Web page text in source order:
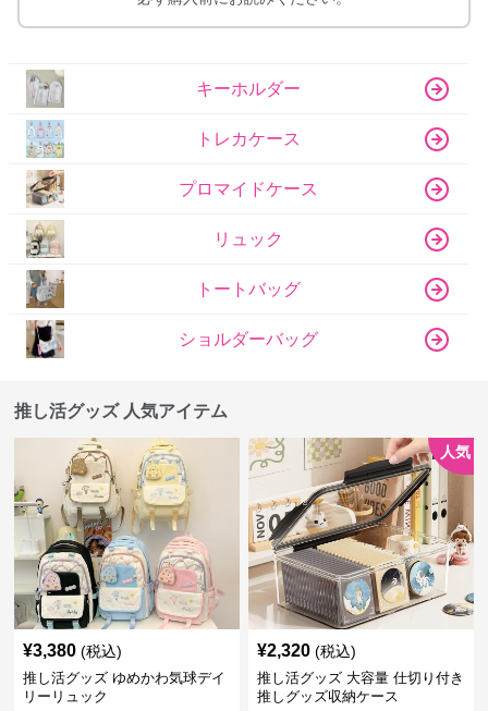
キーホルダー
トレカケース
プロマイドケース
リュック
トートバッグ
ショルダーバッグ
推し活グッズ 人気アイテム
¥3,380 (税込)
推し活グッズ ゆめかわ気球デイ
リーリュック
人気
¥2,320 (税込)
推し活グッズ 大容量 仕切り付き
推しグッズ収納ケース